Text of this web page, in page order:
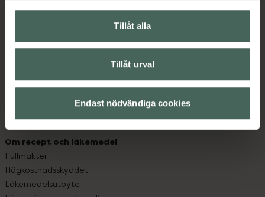
Tillåt alla
Tillåt urval
Endast nödvändiga cookies
Handla tryggt
Leverans, betalning och retur
Kundklubb
Sajtens tillgänglighet
Köpvillkor
Om recept och läkemedel
Fullmakter
Högkostnadsskyddet
Läkemedelsutbyte